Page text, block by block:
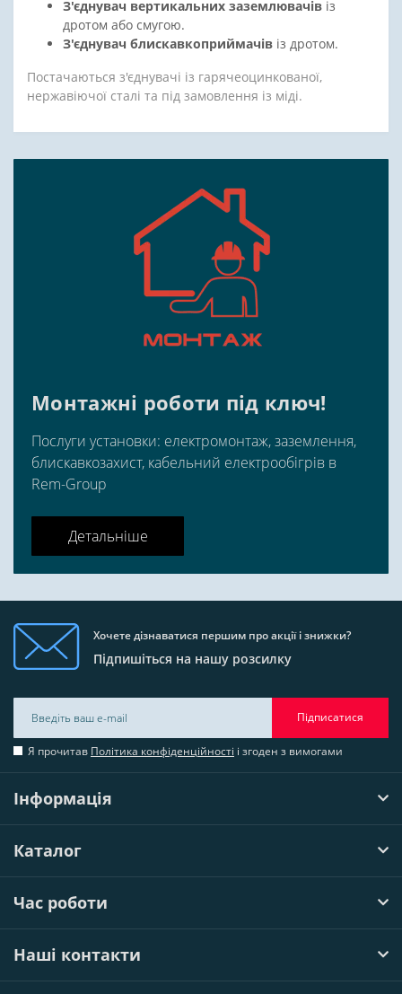
З'єднувач вертикальних заземлювачів із
дротом або смугою.
З'єднувач блискавкоприймачів із дротом.
Постачаються з'єднувачі із гарячеоцинкованої,
нержавіючої сталі та під замовлення із міді.
Монтажні роботи під ключ!
Послуги установки: електромонтаж, заземлення,
блискавкозахист, кабельний електрообігрів в
Rem-Group
Детальніше
Хочете дізнаватися першим про акції і знижки?
Підпишіться на нашу розсилку
Підписатися
Я прочитав Політика конфіденційності і згоден з вимогами
Інформація
Каталог
Час роботи
Наші контакти